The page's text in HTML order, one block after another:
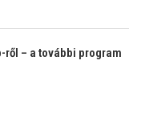
ről – a további program